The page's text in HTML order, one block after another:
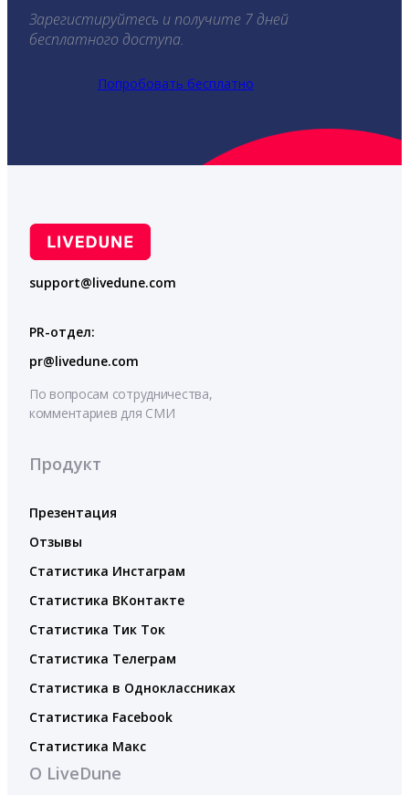
Зарегистируйтесь и получите 7 дней
бесплатного доступа.
Попробовать бесплатно
support@livedune.com
PR-отдел:
pr@livedune.com
По вопросам сотрудничества,
комментариев для СМИ
Продукт
Презентация
Отзывы
Статистика Инстаграм
Статистика ВКонтакте
Статистика Тик Ток
Статистика Телеграм
Статистика в Одноклассниках
Статистика Facebook
Статистика Макс
О LiveDune